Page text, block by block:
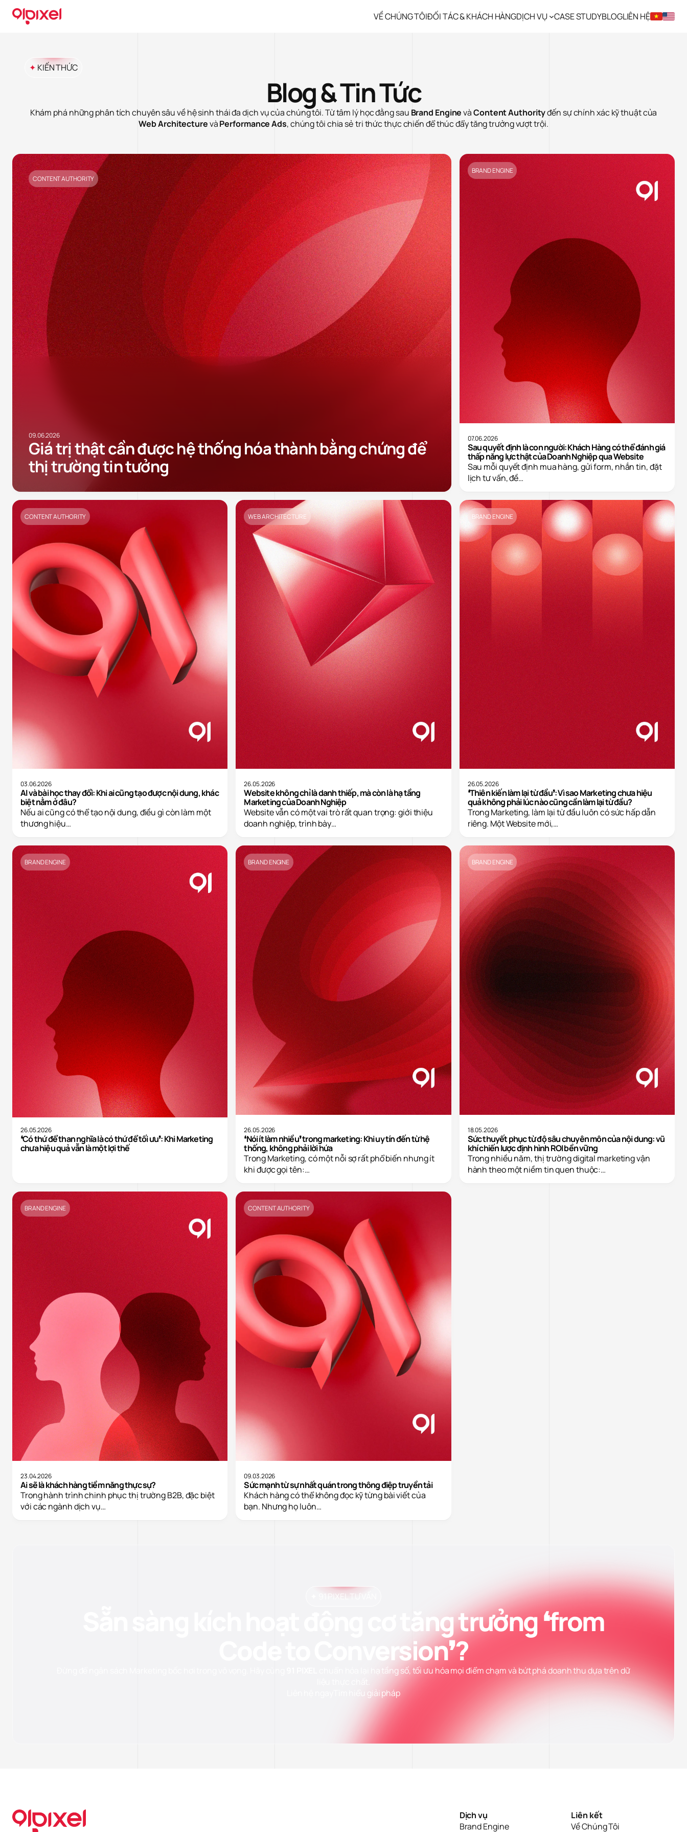
VỀ CHÚNG TÔIĐỐI TÁC & KHÁCH HÀNGDỊCH VỤ CASE STUDYBLOGLIÊN HỆ
✦ KIẾN THỨC
Blog & Tin Tức
Khám phá những phân tích chuyên sâu về hệ sinh thái đa dịch vụ của chúng tôi. Từ tâm lý học đằng sau Brand EnginevàContent Authorityđến sự chính xác kỹ thuật của
Web ArchitecturevàPerformance Ads, chúng tôi chia sẻ tri thức thực chiến để thúc đẩy tăng trưởng vượt trội.
CONTENT AUTHORITY
09.06.2026
Giá trị thật cần được hệ thống hóa thành bằng chứng để
thị trường tin tưởng
BRAND ENGINE
07.06.2026
Sau quyết định là con người: Khách Hàng có thể đánh giá
thấp năng lực thật của Doanh Nghiệp qua Website
Sau mỗi quyết định mua hàng, gửi form, nhắn tin, đặt
lịch tư vấn, đề…
CONTENT AUTHORITY
03.06.2026
AI và bài học thay đổi: Khi ai cũng tạo được nội dung, khác
biệt nằm ở đâu?
Nếu ai cũng có thể tạo nội dung, điều gì còn làm một
thương hiệu…
WEB ARCHITECTURE
26.05.2026
Website không chỉ là danh thiếp, mà còn là hạ tầng
Marketing của Doanh Nghiệp
Website vẫn có một vai trò rất quan trọng: giới thiệu
doanh nghiệp, trình bày…
BRAND ENGINE
26.05.2026
❛Thiên kiến làm lại từ đầu❜: Vì sao Marketing chưa hiệu
quả không phải lúc nào cũng cần làm lại từ đầu?
Trong Marketing, làm lại từ đầu luôn có sức hấp dẫn
riêng. Một Website mới,…
BRAND ENGINE
26.05.2026
❛Có thứ để than nghĩa là có thứ để tối ưu❜: Khi Marketing
chưa hiệu quả vẫn là một lợi thế
BRAND ENGINE
26.05.2026
❛Nói ít làm nhiều❜ trong marketing: Khi uy tín đến từ hệ
thống, không phải lời hứa
Trong Marketing, có một nỗi sợ rất phổ biến nhưng ít
khi được gọi tên:…
BRAND ENGINE
18.05.2026
Sức thuyết phục từ độ sâu chuyên môn của nội dung: vũ
khí chiến lược định hình ROI bền vững
Trong nhiều năm, thị trường digital marketing vận
hành theo một niềm tin quen thuộc:…
BRAND ENGINE
23.04.2026
Ai sẽ là khách hàng tiềm năng thực sự?
Trong hành trình chinh phục thị trường B2B, đặc biệt
với các ngành dịch vụ…
CONTENT AUTHORITY
09.03.2026
Sức mạnh từ sự nhất quán trong thông điệp truyền tải
Khách hàng có thể không đọc kỹ từng bài viết của
bạn. Nhưng họ luôn…
✦ 91 PIXEL TƯ VẤN
Sẵn sàng kích hoạt động cơ tăng trưởng ❛from
Code to Conversion❜?
chuẩn hóa lại hạ tầng số, tối ưu hóa mọi điểm chạm và bứt phá doanh thu dựa trên dữ
Tìm hiểu giải pháp
Dịch vụ
Brand Engine
Liên kết
Về Chúng Tôi
Cần thiết (Necessary)
Luôn bật
Giúp website hoạt động ổn định và bảo mật. Không thu thập dữ liệu cá nhân.
Phân tích (Analytics)
Từ chối hết Lưu tùy chọn Chấp nhận tất cả